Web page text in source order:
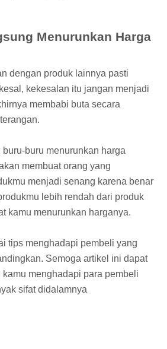
Menurunkan Harga
dengan produk lainnya pasti
kekesalan itu jangan menjadi
membabi buta secara
buru menurunkan harga
membuat orang yang
menjadi senang karena benar
lebih rendah dari produk
kamu menurunkan harganya.
tips menghadapi pembeli yang
Semoga artikel ini dapat
menghadapi para pembeli
sifat didalamnya